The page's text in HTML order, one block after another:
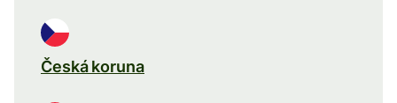
Česká koruna